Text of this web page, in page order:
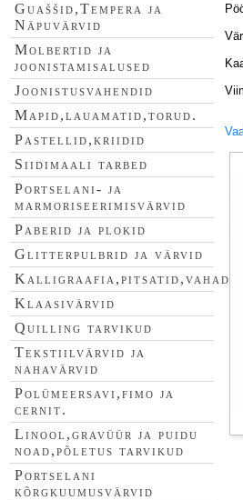
Guaššid,Tempera ja
Näpuvärvid
Molbertid ja
joonistamisalused
Joonistusvahendid
Mapid,lauamatid,torud.
Pastellid,kriidid
Siidimaali tarbed
Portselani- ja
marmoriseerimisvärvid
Paberid ja plokid
Glitterpulbrid ja värvid
Kalligraafia,pitsatid,vahad
Klaasivärvid
Quilling tarvikud
Tekstiilvärvid ja
nahavärvid
Polümeersavi,fimo ja
cernit.
Linool,gravüür ja puidu
noad,põletus tarvikud
Portselani
kõrgkuumusvärvid